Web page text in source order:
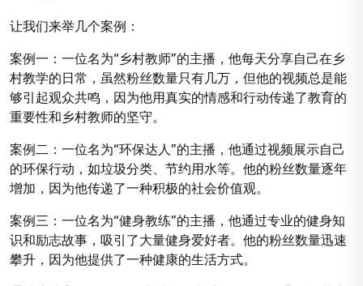
让我们来举几个案例：
案例一：一位名为“乡村教师”的主播，他每天分享自己在乡
村教学的日常，虽然粉丝数量只有几万，但他的视频总是能
够引起观众共鸣，因为他用真实的情感和行动传递了教育的
重要性和乡村教师的坚守。
案例二：一位名为“环保达人”的主播，他通过视频展示自己
的环保行动，如垃圾分类、节约用水等。他的粉丝数量逐年
增加，因为他传递了一种积极的社会价值观。
案例三：一位名为“健身教练”的主播，他通过专业的健身知
识和励志故事，吸引了大量健身爱好者。他的粉丝数量迅速
攀升，因为他提供了一种健康的生活方式。